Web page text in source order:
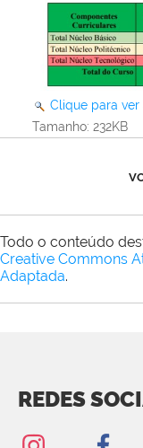
Clique para ver
Tamanho: 232KB
Todo o conteúdo
Creative Commons
Adaptada.
REDES